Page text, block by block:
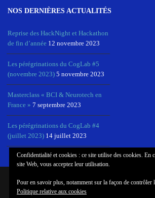
NOS DERNIÈRES ACTUALITÉS
Reprise des HackNight et Hackathon
de fin d’année 12 novembre 2023
Les pérégrinations du CogLab #5
(novembre 2023) 5 novembre 2023
Masterclass « BCI & Neurotech en
France » 7 septembre 2023
Les pérégrinations du CogLab #4
(juillet 2023) 14 juillet 2023
© COPYRIGHT COGLAB,
Confidentialité et cookies : ce site utilise des cookies. En
site Web, vous acceptez leur utilisation.
Pour en savoir plus, notamment sur la façon de contrôler
Politique relative aux cookies